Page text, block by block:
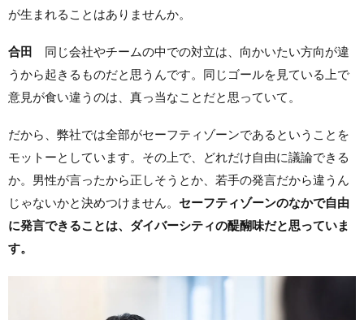
が生まれることはありませんか。
合田
同じ会社やチームの中での対立は、向かいたい方向が違
うから起きるものだと思うんです。同じゴールを見ている上で
意見が食い違うのは、真っ当なことだと思っていて。
だから、弊社では全部がセーフティゾーンであるということを
モットーとしています。その上で、どれだけ自由に議論できる
か。男性が言ったから正しそうとか、若手の発言だから違うん
じゃないかと決めつけません。 セーフティゾーンのなかで自由
に発言できることは、ダイバーシティの醍醐味だと思っていま
す。